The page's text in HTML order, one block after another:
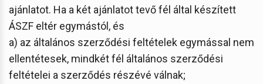
ajánlatot. Ha a két ajánlatot tevő fél által készített
ÁSZF eltér egymástól, és
a) az általános szerződési feltételek egymással nem
ellentétesek, mindkét fél általános szerződési
feltételei a szerződés részévé válnak;